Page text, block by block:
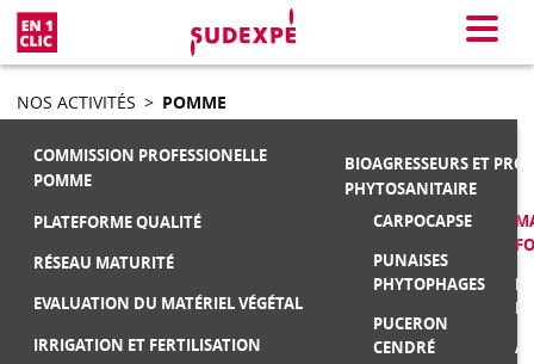
Menu
NOS ACTIVITÉS > POMME
COMMISSION PROFESSIONELLE
POMME
PLATEFORME QUALITÉ
RÉSEAU MATURITÉ
EVALUATION DU MATÉRIEL VÉGÉTAL
IRRIGATION ET FERTILISATION
BIOAGRESSEURS ET
PHYTOSANITAIRE
CARPOCAPSE
PUNAISES
PHYTOPHAGES
PUCERON
CENDRÉ